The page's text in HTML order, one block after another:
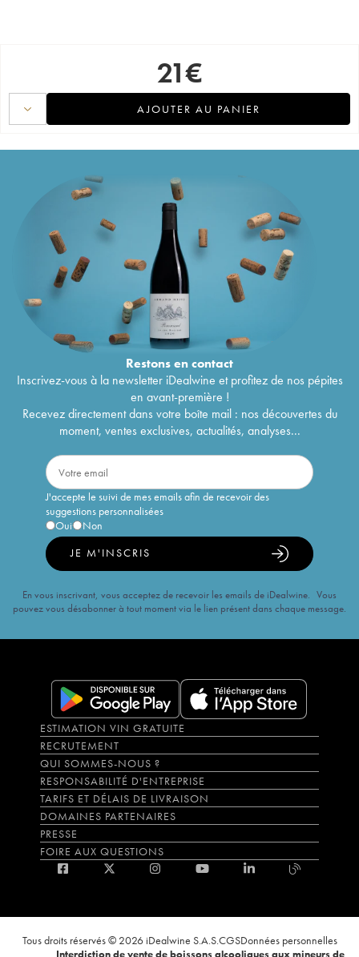
21€
AJOUTER AU PANIER
Restons encontact
Inscrivez-vous à la newsletter iDealwine et profitez de nos pépites
en avant-première !
Recevez directement dans votre boîte mail : nos découvertes du
moment, ventes exclusives, actualités, analyses...
J'accepte le suivi de mes emails afin de recevoir des
suggestions personnalisées
Oui
Non
JE M'INSCRIS
En vous inscrivant, vous acceptez de recevoir les emails de iDealwine. Vous
pouvez vous désabonner à tout moment via le lien présent dans chaque message.
ESTIMATION VIN GRATUITE
RECRUTEMENT
QUI SOMMES-NOUS ?
RESPONSABILITÉ D'ENTREPRISE
TARIFS ET DÉLAIS DE LIVRAISON
DOMAINES PARTENAIRES
PRESSE
FOIRE AUX QUESTIONS
Tous droits réservés © 2026 iDealwine S.A.S.CGSDonnées personnelles
Interdiction de vente de boissons alcooliques aux mineurs de